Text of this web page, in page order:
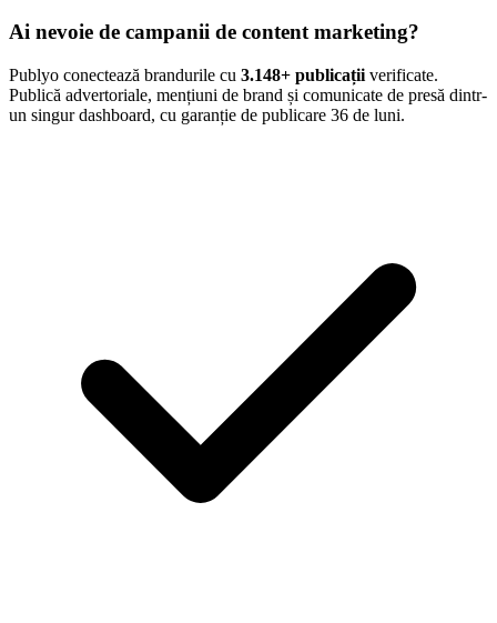
Ai nevoie de campanii de content marketing?
Publyo conectează brandurile cu 3.148+ publicații verificate.
Publică advertoriale, mențiuni de brand și comunicate de presă dintr-
un singur dashboard, cu garanție de publicare 36 de luni.